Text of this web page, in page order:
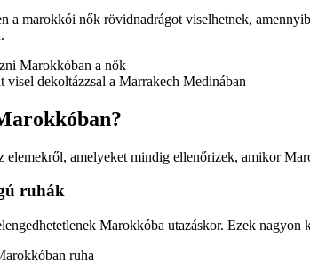
a marokkói nők rövidnadrágot viselhetnek,
visel dekoltázzsal a Marrakech Medinában
elemekről, amelyeket mindig ellenőrizek, amikor
ruhák
Marokkóba utazáskor. Ezek